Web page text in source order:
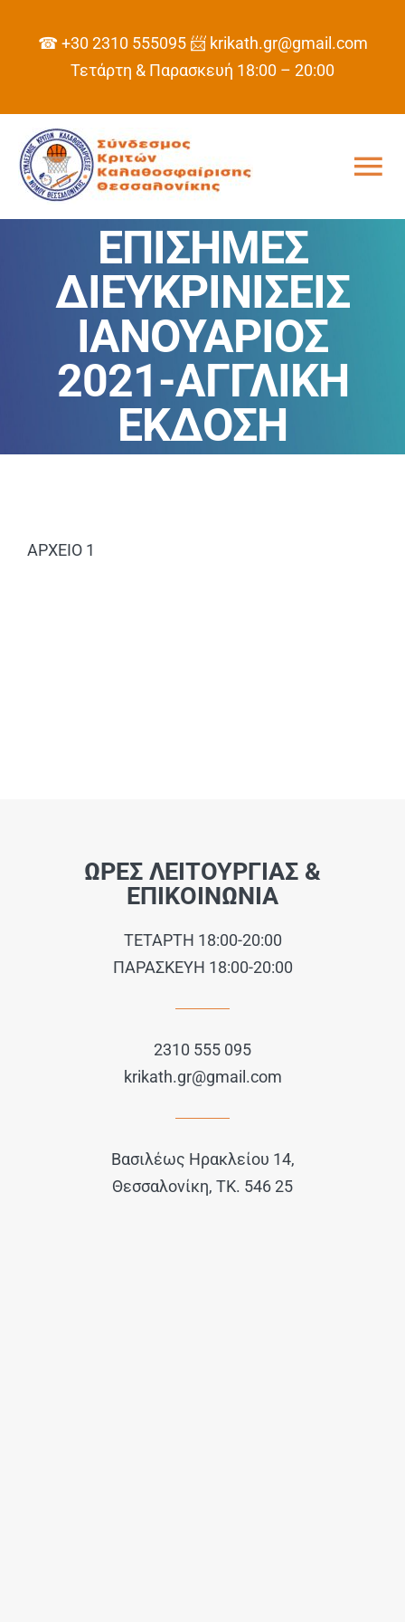
☎ +30 2310 555095 📨 krikath.gr@gmail.com
Τετάρτη & Παρασκευή 18:00 – 20:00
ΣΥΝΔΕΣΜΟΣ
ΠΡΟΓΡΑΜΜΑ
ΑΝΑΚΟΙΝΩΣΕΙΣ
ΕΠΙΣΗΜΕΣ
ΔΙΕΥΚΡΙΝΙΣΕΙΣ
ΙΑΝΟΥΑΡΙΟΣ
2021-ΑΓΓΛΙΚΗ
ΕΚΔΟΣΗ
ΑΡΧΕΙΟ 1
ΩΡΕΣ ΛΕΙΤΟΥΡΓΙΑΣ &
ΕΠΙΚΟΙΝΩΝΙΑ
ΤΕΤΑΡΤΗ 18:00-20:00
ΠΑΡΑΣΚΕΥΗ 18:00-20:00
2310 555 095
krikath.gr@gmail.com
Βασιλέως Ηρακλείου 14,
Θεσσαλονίκη, ΤΚ. 546 25